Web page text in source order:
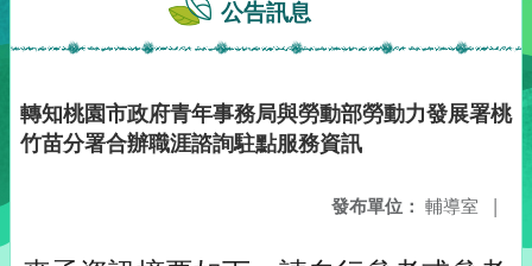
公告訊息
轉知桃園市政府青年事務局與勞動部勞動力發展署桃
竹苗分署合辦職涯諮詢駐點服務資訊
發布單位： 輔導室 |